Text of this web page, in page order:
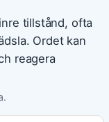
tillstånd, ofta
Ordet kan
reagera